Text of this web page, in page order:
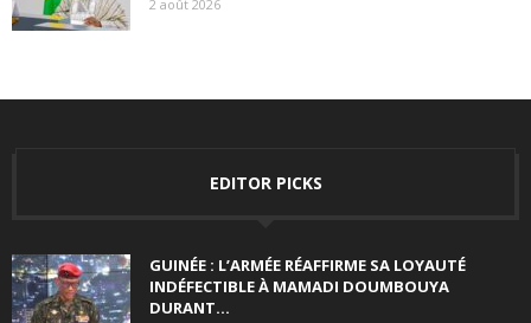
2 août 2026
EDITOR PICKS
GUINÉE : L’ARMÉE RÉAFFIRME SA LOYAUTÉ
INDÉFECTIBLE À MAMADI DOUMBOUYA
DURANT...